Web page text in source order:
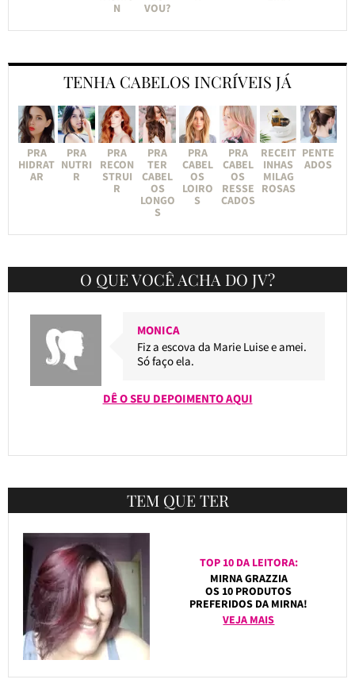
N
VOU?
TENHA CABELOS INCRÍVEIS JÁ
PRA
HIDRAT
AR
PRA
NUTRI
R
PRA
RECON
STRUI
R
PRA
TER
CABEL
OS
LONGO
S
PRA
CABEL
OS
LOIRO
S
PRA
CABEL
OS
RESSE
CADOS
RECEIT
INHAS
MILAG
ROSAS
PENTE
ADOS
O QUE VOCÊ ACHA DO JV?
MONICA
Fiz a escova da Marie Luise e amei.
Só faço ela.
DÊ O SEU DEPOIMENTO AQUI
TEM QUE TER
TOP 10 DA LEITORA:
MIRNA GRAZZIA
OS 10 PRODUTOS
PREFERIDOS DA MIRNA!
VEJA MAIS